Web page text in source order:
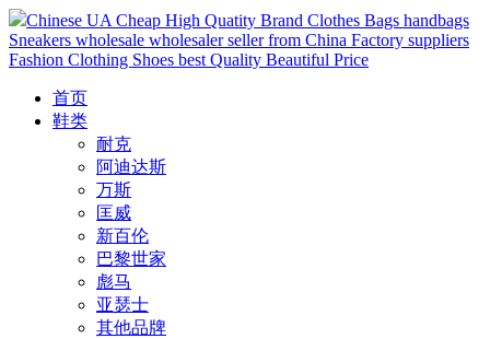
Chinese UA Cheap High Quatity Brand Clothes Bags handbags
Sneakers wholesale wholesaler seller from China Factory suppliers
Fashion Clothing Shoes best Quality Beautiful Price
首页
鞋类
耐克
阿迪达斯
万斯
匡威
新百伦
巴黎世家
彪马
亚瑟士
其他品牌